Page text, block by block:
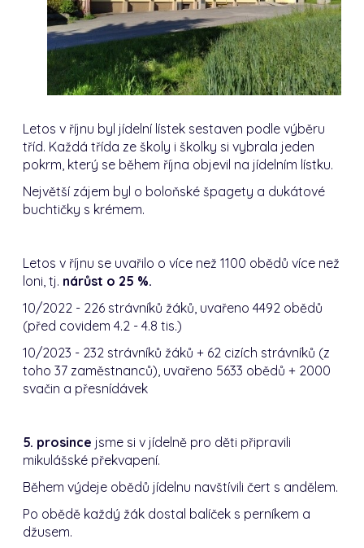
Letos v říjnu byl jídelní lístek sestaven podle výběru
tříd. Každá třída ze školy i školky si vybrala jeden
pokrm, který se během října objevil na jídelním lístku.
Největší zájem byl o boloňské špagety a dukátové
buchtičky s krémem.
Letos v říjnu se uvařilo o více než 1100 obědů více než
loni, tj. nárůst o 25 %.
10/2022 - 226 strávníků žáků, uvařeno 4492 obědů
(před covidem 4.2 - 4.8 tis.)
10/2023 - 232 strávníků žáků + 62 cizích strávníků (z
toho 37 zaměstnanců), uvařeno 5633 obědů + 2000
svačin a přesnídávek
5. prosince jsme si v jídelně pro děti připravili
mikulášské překvapení.
Během výdeje obědů jídelnu navštívili čert s andělem.
Po obědě každý žák dostal balíček s perníkem a
džusem.